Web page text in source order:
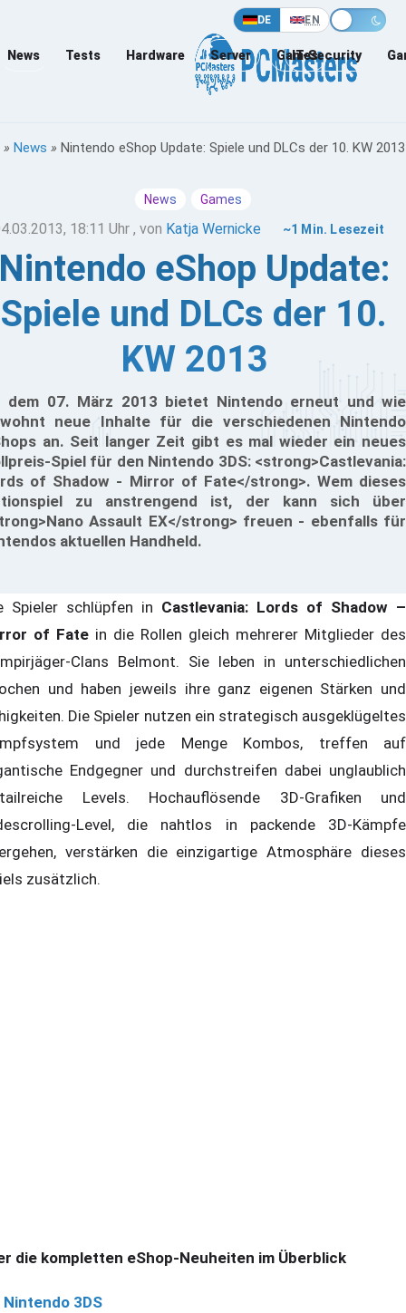
DE EN
News Tests Hardware Server Games
IT-Security
» News » Nintendo eShop Update: Spiele und DLCs der 10. KW 2013
News Games
18:11 Uhr , von Katja Wernicke ~1 Min. Lesezeit
eShop Update:
Spiele und DLCs der 10.
KW 2013
dem 07. März 2013 bietet Nintendo erneut und wie
neue Inhalte für die verschiedenen Nintendo
an. Seit langer Zeit gibt es mal wieder ein neues
Spiel für den Nintendo 3DS: <strong>Castlevania:
of Shadow - Mirror of Fate</strong>. Wem dieses
zu anstrengend ist, der kann sich über
Assault EX</strong> freuen - ebenfalls für
aktuellen Handheld.
Spieler schlüpfen in Castlevania: Lords of Shadow –
of Fate in die Rollen gleich mehrerer Mitglieder des
Clans Belmont. Sie leben in unterschiedlichen
und haben jeweils ihre ganz eigenen Stärken und
Die Spieler nutzen ein strategisch ausgeklügeltes
und jede Menge Kombos, treffen auf
Endgegner und durchstreifen dabei unglaublich
Levels. Hochauflösende 3D-Grafiken und
Level, die nahtlos in packende 3D-Kämpfe
verstärken die einzigartige Atmosphäre dieses
zusätzlich.
die kompletten eShop-Neuheiten im Überblick
Nintendo 3DS